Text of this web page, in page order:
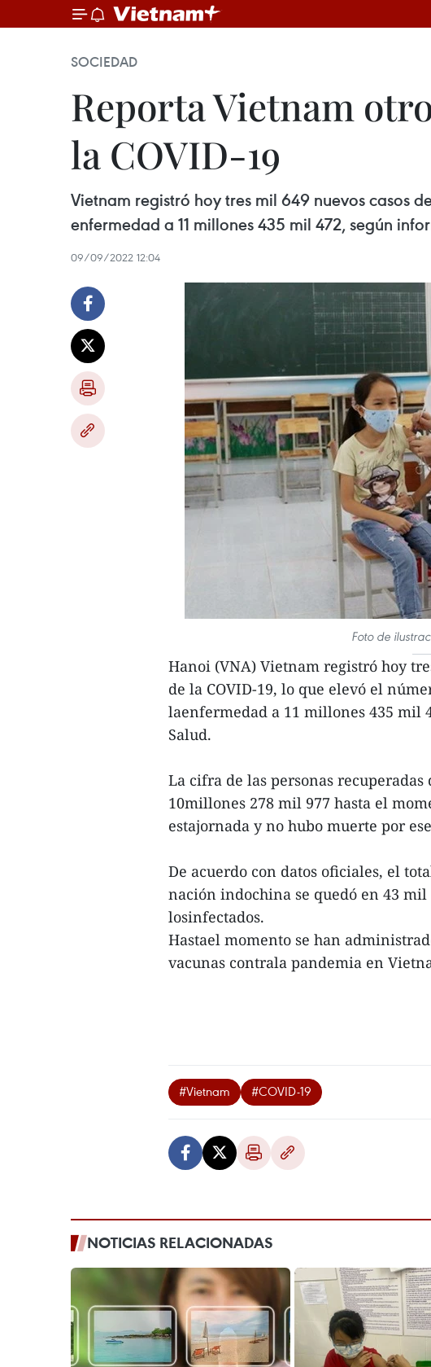
SOCIEDAD
Reporta Vietnam
la COVID-19
Vietnam registró hoy tres mil 649 nuevos casos
enfermedad a 11 millones 435 mil 472, según
09/09/2022 12:04
Foto de
Hanoi (VNA) Vietnam registró hoy
de la COVID-19, lo que elevó el
laenfermedad a 11 millones 435 mil
Salud.
La cifra de las personas
10millones 278 mil 977 hasta el
estajornada y no hubo muerte por
De acuerdo con datos oficiales, el
nación indochina se quedó en 43
losinfectados.
Hastael momento se han
vacunas contrala pandemia en
#Vietnam #COVID-19
NOTICIAS RELACIONADAS